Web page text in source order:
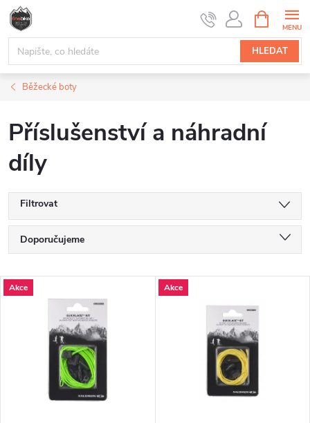
Přejít
obsah
HLEDAT
NÁKUPNÍ
KOŠÍK
Běžecké boty
Příslušenství a náhradní
díly
Filtrovat
Ř
a
Doporučujeme
Nejdražší
Nejprodávanější
Abecedně
V
Akce Akce